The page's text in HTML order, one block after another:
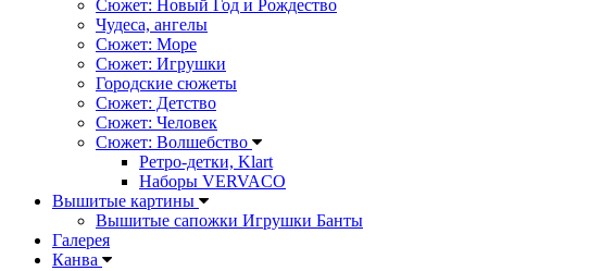
Сюжет: Новый Год и Рождество
Чудеса, ангелы
Сюжет: Море
Сюжет: Игрушки
Городские сюжеты
Сюжет: Детство
Сюжет: Человек
Сюжет: Волшебство
Ретро-детки, Klart
Наборы VERVACO
Вышитые картины
Вышитые сапожки Игрушки Банты
Галерея
Канва